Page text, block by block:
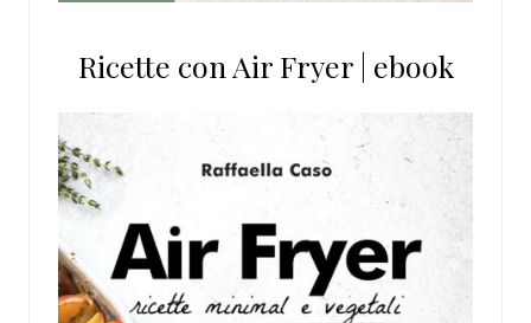
Ricette con Air Fryer | ebook